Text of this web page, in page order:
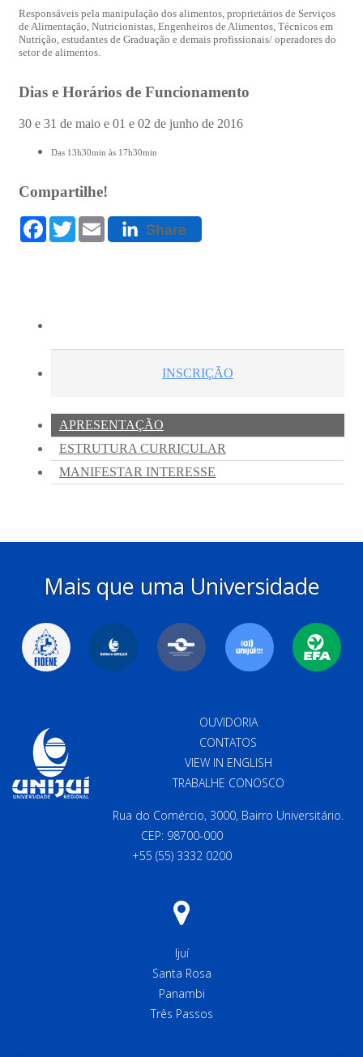
Mais que uma Universidade
OUVIDORIA
CONTATOS
VIEW IN ENGLISH
TRABALHE CONOSCO
Rua do Comércio, 3000, Bairro Universitário.
CEP: 98700-000
+55 (55) 3332 0200
Ijuí
Santa Rosa
Panambi
Três Passos